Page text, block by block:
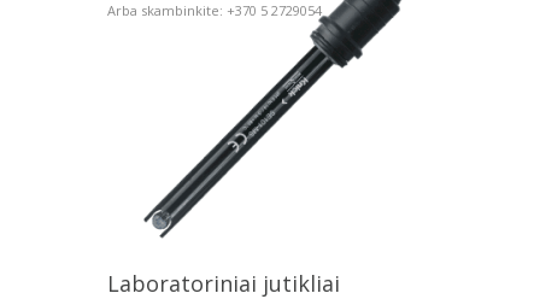
Arba skambinkite: +370 5 2729054
Laboratoriniai jutikliai